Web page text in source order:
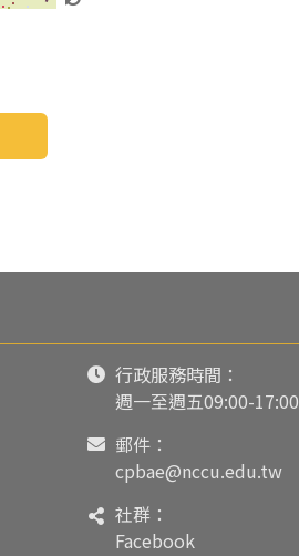
行政服務時間：
週一至週五09:00-17:00
郵件：
cpbae@nccu.edu.tw
社群：
Facebook